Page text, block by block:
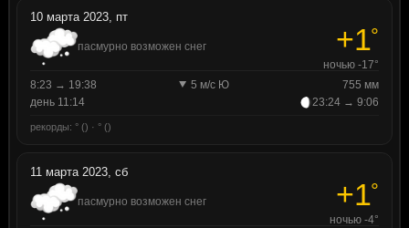
10 марта 2023, пт
пасмурно возможен снег +1°
ночью -17°
8:23 → 19:38
5 м/с Ю
755 мм
день 11:14
23:24 → 9:06
рекорды: ° () · ° ()
11 марта 2023, сб
пасмурно возможен снег +1°
ночью -4°